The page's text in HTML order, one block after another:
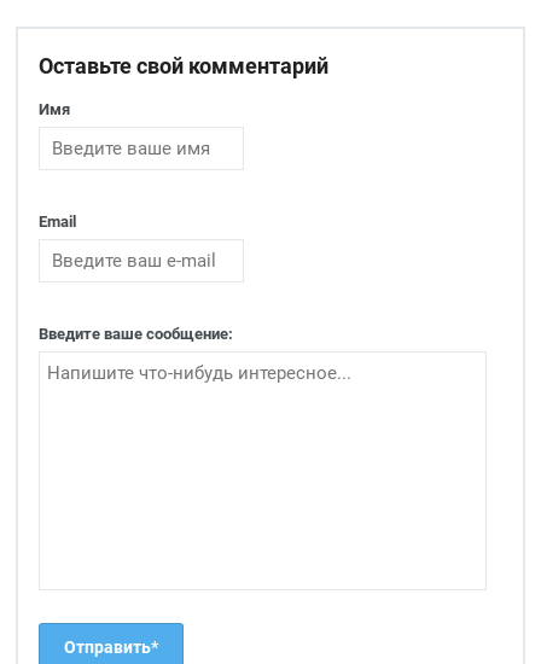
Оставьте свой комментарий
Имя
Email
Введите ваше сообщение: